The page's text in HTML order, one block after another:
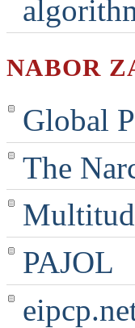
NABOR
Global
The
PAJOL